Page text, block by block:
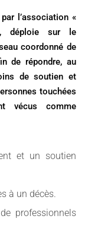
l’association «
déploie sur le
coordonné de
de répondre, au
de soutien et
touchées
vécus comme
et un soutien
à un décès.
professionnels